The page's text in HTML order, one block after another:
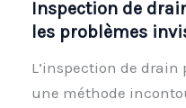
Inspection de
les problèmes
L’inspection de
une méthode